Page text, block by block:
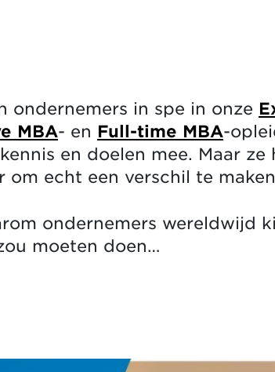
ondernemers in spe in onze
MBA- en Full-time MBA-
en doelen mee. Maar ze
echt een verschil te
ondernemers wereldwijd
moeten doen…